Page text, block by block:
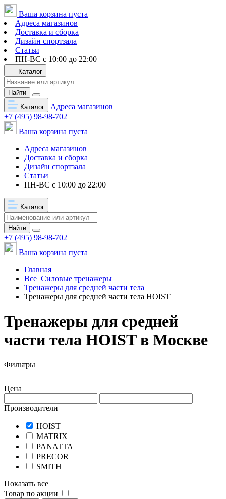
Ваша корзина пуста
Адреса магазинов
Доставка и сборка
Дизайн спортзала
Статьи
ПН-ВС с 10:00 до 22:00
Каталог
Найти
Каталог
Адреса магазинов
+7 (495) 98-98-702
Ваша корзина пуста
Адреса магазинов
Доставка и сборка
Дизайн спортзала
Статьи
ПН-ВС с 10:00 до 22:00
Каталог
Найти
+7 (495) 98-98-702
Ваша корзина пуста
Главная
Все Силовые тренажеры
Тренажеры для средней части тела
Тренажеры для средней части тела HOIST
Тренажеры для средней
части тела HOIST в Москве
Фильтры
Цена
Производители
HOIST
MATRIX
PANATTA
PRECOR
SMITH
Показать все
Товар по акции